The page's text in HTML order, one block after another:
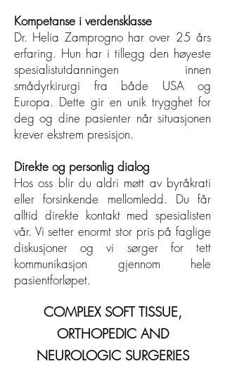
Kompetanse i verdensklasse
Dr. Helia Zamprogno har over 25 års
erfaring. Hun har i tillegg den høyeste
spesialistutdanningen innen
smådyrkirurgi fra både USA og
Europa. Dette gir en unik trygghet for
deg og dine pasienter når situasjonen
krever ekstrem presisjon.
Direkte og personlig dialog
Hos oss blir du aldri møtt av byråkrati
eller forsinkende mellomledd. Du får
alltid direkte kontakt med spesialisten
vår. Vi setter enormt stor pris på faglige
diskusjoner og vi sørger for tett
kommunikasjon gjennom hele
pasientforløpet.
COMPLEX SOFT TISSUE,
ORTHOPEDIC AND
NEUROLOGIC SURGERIES